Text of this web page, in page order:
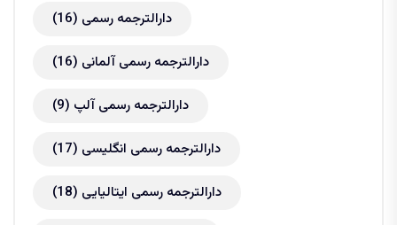
دارالترجمه رسمی (16)
دارالترجمه رسمی آلمانی (16)
دارالترجمه رسمی آلپ (9)
دارالترجمه رسمی انگلیسی (17)
دارالترجمه رسمی ایتالیایی (18)